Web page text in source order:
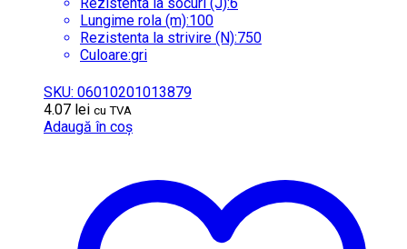
Lungime rola (m):100
Rezistenta la strivire (N):750
Culoare:gri
SKU: 06010201013879
4.07 lei cu TVA
Adaugă în coș